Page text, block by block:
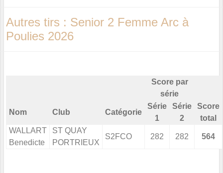
Autres tirs : Senior 2 Femme Arc à
Poulies 2026
Score par
série
Nom Club Catégorie
Série
1
Série
2
Score
total
WALLART
Benedicte
ST QUAY
PORTRIEUX
S2FCO 282 282 564